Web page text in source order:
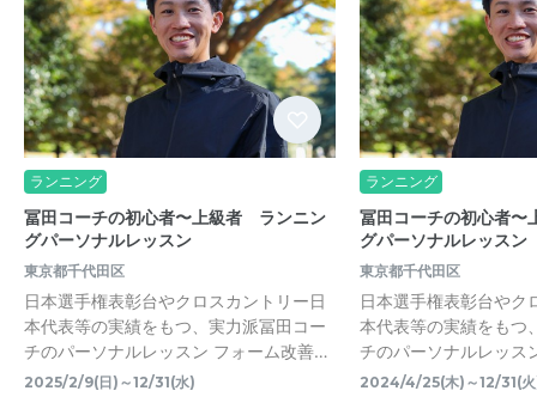
ランニング
冨田コーチの初心者〜上級者 ランニン
グパーソナルレッスン
東京都千代田区
日本選手権表彰台やクロスカントリー日
本代表等の実績をもつ、実力派冨田コー
チのパーソナルレッスン フォーム改善…
2025/2/9(日)～12/31(水)
ランニング
冨田コーチの初心者
グパーソナルレッスン
東京都千代田区
日本選手権表彰台やク
本代表等の実績をもつ
チのパーソナルレッ
2024/4/25(木)～12/31(